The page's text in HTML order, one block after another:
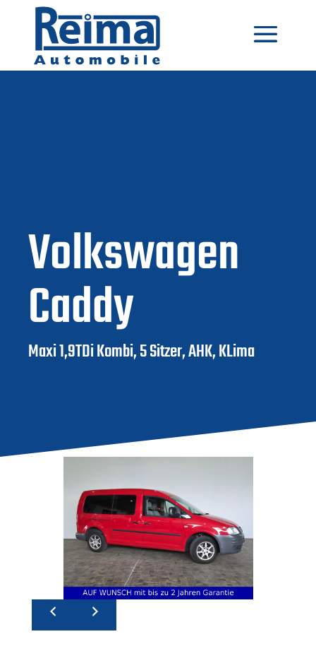
Volkswagen
Caddy
Maxi 1,9TDi Kombi, 5 Sitzer, AHK, KLima